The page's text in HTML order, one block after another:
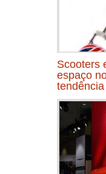
Scooters
espaço